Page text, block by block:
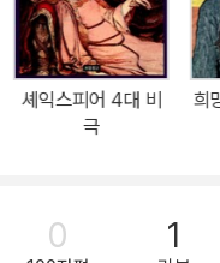
월 동안 많은 사랑을 받았
한 장르로 재생산되고 있
가받고 있으니 과연 ‘세계 책
피어는 평생 38편의 희곡
특히 「베니스의 상인」, 「
로 하세요」, 「십이야」는
셰익스피어 4대 비
극
희
0 1